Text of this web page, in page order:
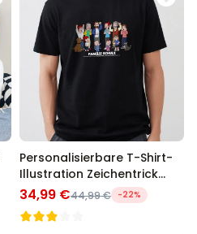
Personalisierbare T-Shirt-
Illustration Zeichentrick
Familie
34,99 €44,99 € -22%